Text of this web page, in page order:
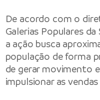
De acordo com o
Galerias Populares
a ação busca
população de forma
de gerar movimento
impulsionar as